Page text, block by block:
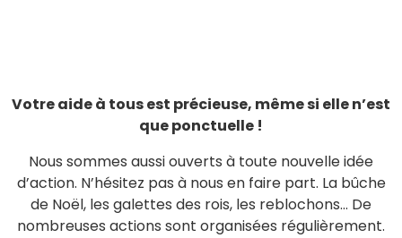
Votre aide à tous est précieuse, même si elle n’est
que ponctuelle !
Nous sommes aussi ouverts à toute nouvelle idée
d’action. N’hésitez pas à nous en faire part. La bûche
de Noël, les galettes des rois, les reblochons… De
nombreuses actions sont organisées régulièrement.